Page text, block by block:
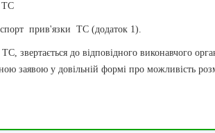
ТС
прив'язки ТС (додаток 1).
до відповідного виконавчого
заявою у довільній формі про можливість